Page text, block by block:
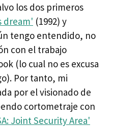
los dos primeros
dream' (1992) y
tengo entendido, no
con el trabajo
(lo cual no es excusa
Por tanto, mi
por el visionado de
cortometraje con
Joint Security Area'